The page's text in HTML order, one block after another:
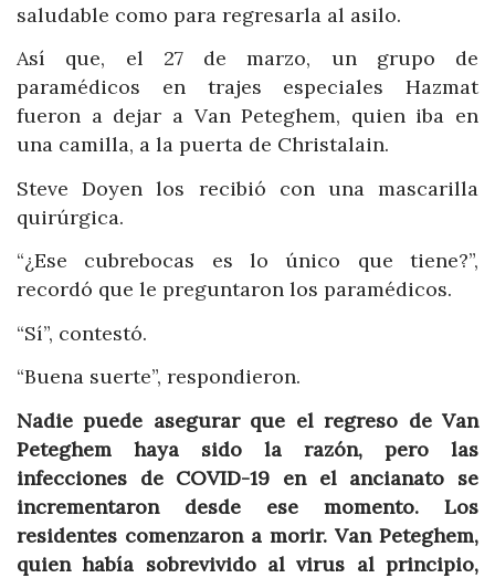
saludable como para regresarla al asilo.
Así que, el 27 de marzo, un grupo de
paramédicos en trajes especiales Hazmat
fueron a dejar a Van Peteghem, quien iba en
una camilla, a la puerta de Christalain.
Steve Doyen los recibió con una mascarilla
quirúrgica.
“¿Ese cubrebocas es lo único que tiene?”,
recordó que le preguntaron los paramédicos.
“Sí”, contestó.
“Buena suerte”, respondieron.
Nadie puede asegurar que el regreso de Van
Peteghem haya sido la razón, pero las
infecciones de COVID-19 en el ancianato se
incrementaron desde ese momento. Los
residentes comenzaron a morir. Van Peteghem,
quien había sobrevivido al virus al principio,